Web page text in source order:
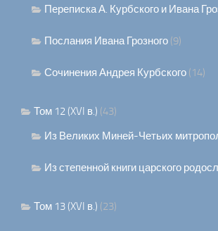
Переписка А. Курбского и Ивана
Послания Ивана Грозного (9)
Сочинения Андрея Курбского (14)
Том 12 (XVI в.) (43)
Из Великих Миней-Четьих
Из степенной книги царского
Том 13 (XVI в.) (23)